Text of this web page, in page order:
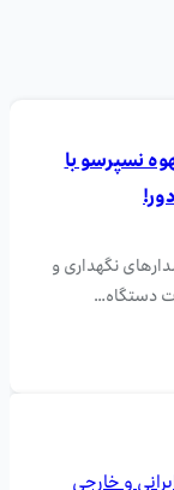
نسپرسو با
نگهداری و
دستگاه…